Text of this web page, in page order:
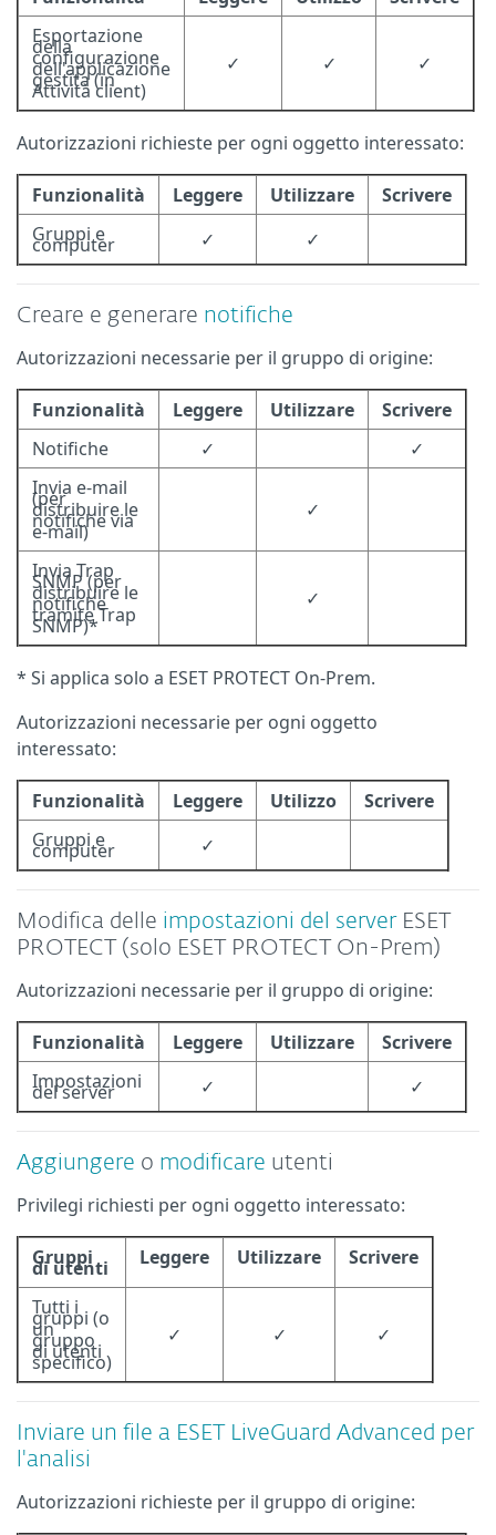
Esportazione
della
configurazione
dell'applicazione
gestita (in
Attività client)
✓ ✓ ✓
Autorizzazioni richieste per ogni oggetto interessato:
Funzionalità Leggere Utilizzare
Scrivere
Gruppi e
computer ✓ ✓
Creare e generare notifiche
Autorizzazioni necessarie per il gruppo di origine:
Funzionalità Leggere Utilizzare
Scrivere
Notifiche
✓
✓
Invia e-mail
(per
distribuire le
notifiche via
e-mail)
✓
Invia Trap
SNMP (per
distribuire le
notifiche
tramite Trap
SNMP)*
✓
* Si applica solo a ESET PROTECT On-Prem.
Autorizzazioni necessarie per ogni oggetto
interessato:
Funzionalità Leggere Utilizzo
Scrivere
Gruppi e
computer ✓
Modifica delle impostazioni del serverESET
PROTECT (solo ESET PROTECT On-Prem)
Autorizzazioni necessarie per il gruppo di origine:
Funzionalità Leggere Utilizzare
Scrivere
Impostazioni
del server ✓ ✓
Aggiungere o modificare utenti
Privilegi richiesti per ogni oggetto interessato:
Gruppi
di utenti Leggere Utilizzare Scrivere
Tutti i
gruppi (o
un
gruppo
di utenti
specifico)
✓ ✓ ✓
Inviare un file a ESET LiveGuard Advanced per
l'analisi
Autorizzazioni richieste per il gruppo di origine: